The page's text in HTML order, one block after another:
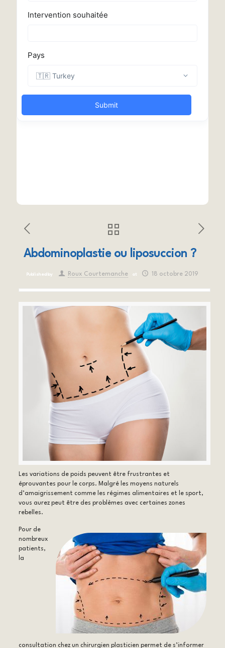
Abdominoplastie ou liposuccion ?
Published by Roux Courtemanche at 18 octobre 2019
Les variations de poids peuvent être frustrantes et
éprouvantes pour le corps. Malgré les moyens naturels
d’amaigrissement comme les régimes alimentaires et le sport,
vous aurez peut être des problèmes avec certaines zones
rebelles.
Pour de
nombreux
patients,
la
consultation chez un chirurgien plasticien permet de s’informer